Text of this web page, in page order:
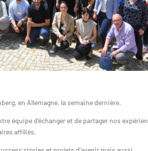
en Allemagne, la semaine dernière.
équipe d’échanger et de partager nos
affiliés.